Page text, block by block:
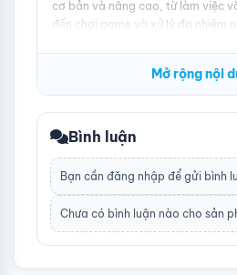
cơ bản và nâng cao, từ làm việc
đến chơi game và xử lý đa nhiệm
định. Tốc độ cao giúp giảm thiểu
năng phản hồi của hệ thống, giúp
vụ nặng và đa nhiệm một cách
Công Nghệ DDR4
: DDR4 là
DDR3. Công nghệ DDR4 giúp cải
của hệ thống, đồng thời giảm tiêu
nhiệt độ hoạt động, làm cho máy
động hiệu quả và ổn định hơn.
Thiết Kế Xám Tinh Tế: RAM XPG
Mở rộng nội
Bình luận
Bạn cần đăng nhập để gửi bình
Chưa có bình luận nào cho sản